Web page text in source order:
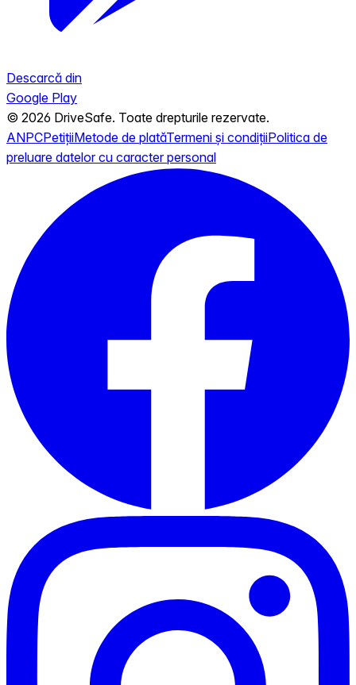
Descarcă din
Google Play
© 2026 DriveSafe. Toate drepturile rezervate.
ANPCPetițiiMetode de platăTermeni și condițiiPolitica de
preluare datelor cu caracter personal